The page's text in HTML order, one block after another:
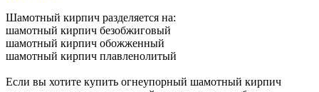
Шамотный кирпич разделяется на:
шамотный кирпич безобжиговый
шамотный кирпич обожженный
шамотный кирпич плавленолитый
Если вы хотите купить огнеупорный шамотный кирпич